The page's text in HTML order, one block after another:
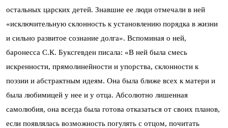
остальных царских детей. Знавшие ее люди отмечали в ней
«исключительную склонность к установлению порядка в жизни
и сильно развитое сознание долга». Вспоминая о ней,
баронесса С.К. Буксгевден писала: «В ней была смесь
искренности, прямолинейности и упорства, склонности к
поэзии и абстрактным идеям. Она была ближе всех к матери и
была любимицей у нее и у отца. Абсолютно лишенная
самолюбия, она всегда была готова отказаться от своих планов,
если появлялась возможность погулять с отцом, почитать